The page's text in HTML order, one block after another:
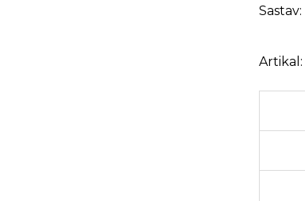
Sastav:
Artikal: